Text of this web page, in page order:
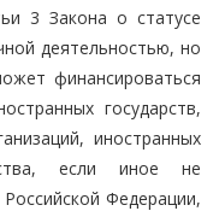
3 Закона о статусе
деятельностью, но
финансироваться
государств,
иностранных
если иное не
Федерации,